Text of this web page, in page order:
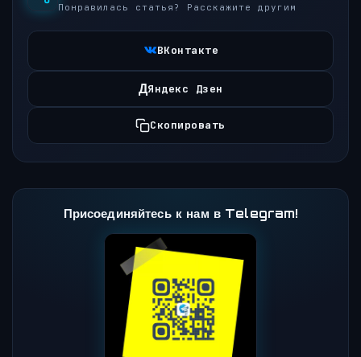
Понравилась статья? Расскажите другим
ВКонтакте
ДЯндекс Дзен
Скопировать
Присоединяйтесь к нам в Telegram!